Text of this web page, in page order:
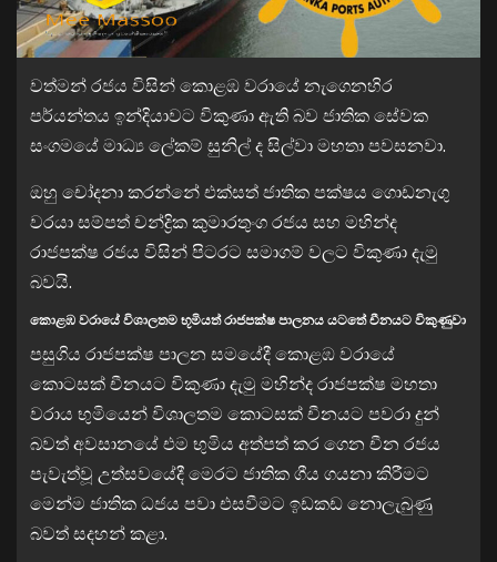
වත්මන් රජය විසින් කොළඹ වරායේ නැගෙනහිර
පර්යන්තය ඉන්දියාවට විකුණා ඇති බව ජාතික සේවක
සංගමයේ මාධ්‍ය ලේකම් සුනිල් ද සිල්වා මහතා පවසනවා.
ඔහු චෝදනා කරන්නේ එක්සත් ජාතික පක්ෂය ගොඩනැගු
වරයා සම්පත් චන්ද්‍රික කුමාරතුංග රජය සහ මහින්ද
රාජපක්ෂ රජය විසින් පිටරට සමාගම් වලට විකුණා දැමු
බවයි.
කොළඹ වරායේ විශාලතම භූමියත් රාජපක්ෂ පාලනය යටතේ චීනයට විකුණුවා
පසුගිය රාජපක්ෂ පාලන සමයේදී කොළඹ වරායේ
කොටසක් චීනයට විකුණා දැමු මහින්ද රාජපක්ෂ මහතා
වරාය භුමියෙන් විශාලතම කොටසක් චීනයට පවරා දුන්
බවත් අවසානයේ එම භුමිය අත්පත් කර ගෙන චීන රජය
පැවැත්වූ උත්සවයේදී මෙරට ජාතික ගීය ගයනා කිරීමට
මෙන්ම ජාතික ධජය පවා එසවීමට ඉඩකඩ නොලැබුණු
බවත් සදහන් කළා.